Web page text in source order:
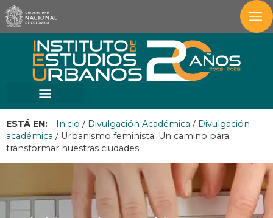
ESTÁ EN: Inicio / Divulgación Académica / Divulgación
académica / Urbanismo feminista: Un camino para
transformar nuestras ciudades